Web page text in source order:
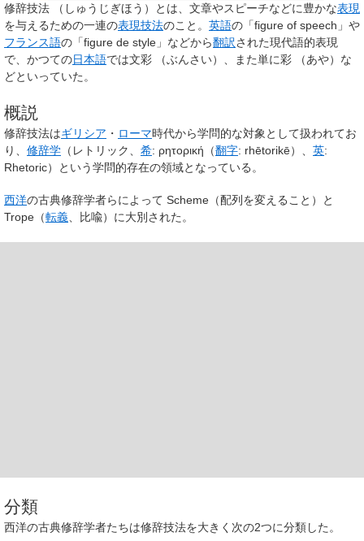
修辞技法
（ しゅうじぎほう ） とは、文章やスピーチなどに豊かな表現
を与えるための一連の表現技法のこと。 英語の「figure of speech 」や
フランス語の「figure de style 」などから翻訳された現代語的表現
で、かつての日本語では文彩 （ぶんさい） 、また単に彩 （あや） な
どといっていた。
概説
修辞技法はギリシア ・ ローマ時代から学問的な対象として扱われてお
り、 修辞学 （レトリック、 希: ρητορική （翻字: rhētorikē）、 英:
Rhetoric）という学問的存在の領域となっている。
西洋の古典修辞学者らによって Scheme（配列を変えること）と
Trope（転義 、比喩）に大別された。
分類
西洋の古典修辞学者たちは修辞技法を大きく次の2つに分類した。